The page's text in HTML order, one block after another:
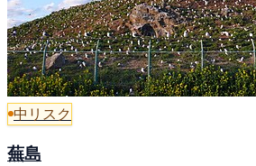
中リスク
蕪島